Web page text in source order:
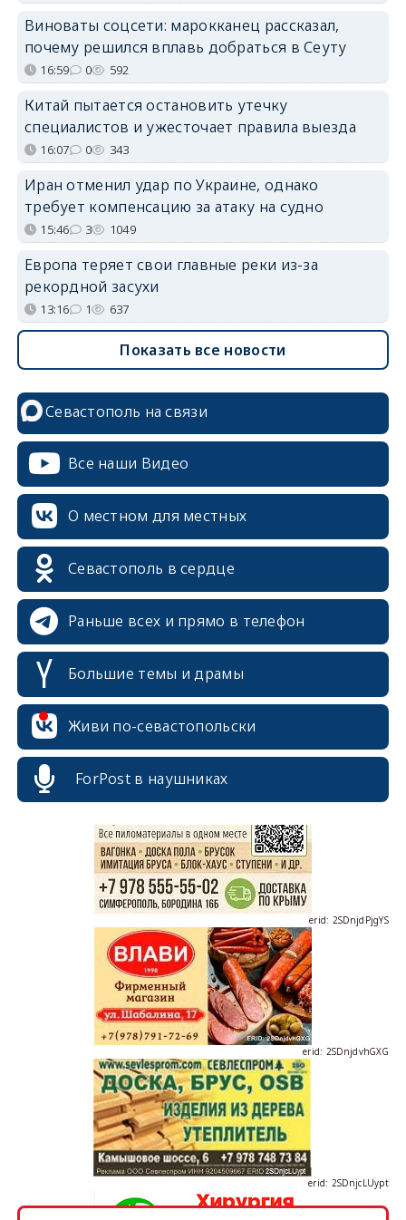
Виноваты соцсети: марокканец рассказал,
почему решился вплавь добраться в Сеуту
16:59 0 592
Китай пытается остановить утечку
специалистов и ужесточает правила выезда
16:07 0 343
Иран отменил удар по Украине, однако
требует компенсацию за атаку на судно
15:46 3 1049
Европа теряет свои главные реки из-за
рекордной засухи
13:16 1 637
Показать все новости
Севастополь на связи
Все наши Видео
О местном для местных
Севастополь в сердце
Раньше всех и прямо в телефон
Большие темы и драмы
Живи по-севастопольски
ForPost в наушниках
erid: 2SDnjdvhGXG